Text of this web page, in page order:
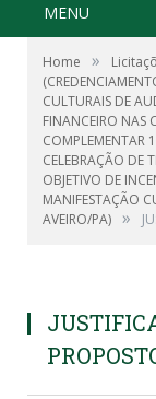
MENU
Home »
CULTURAIS DE
FINANCEIRO NAS
COMPLEMENTAR
CELEBRAÇÃO DE
OBJETIVO DE
MANIFESTAÇÃO
AVEIRO/PA) »